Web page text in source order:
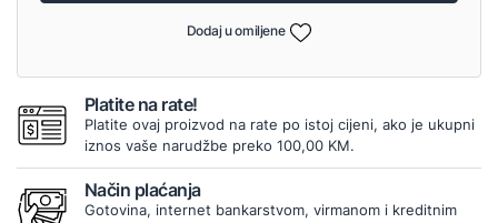
Dodaj u omiljene
Platite na rate!
Platite ovaj proizvod na rate po istoj cijeni, ako je ukupni
iznos vaše narudžbe preko 100,00 KM.
Način plaćanja
Gotovina, internet bankarstvom, virmanom i kreditnim